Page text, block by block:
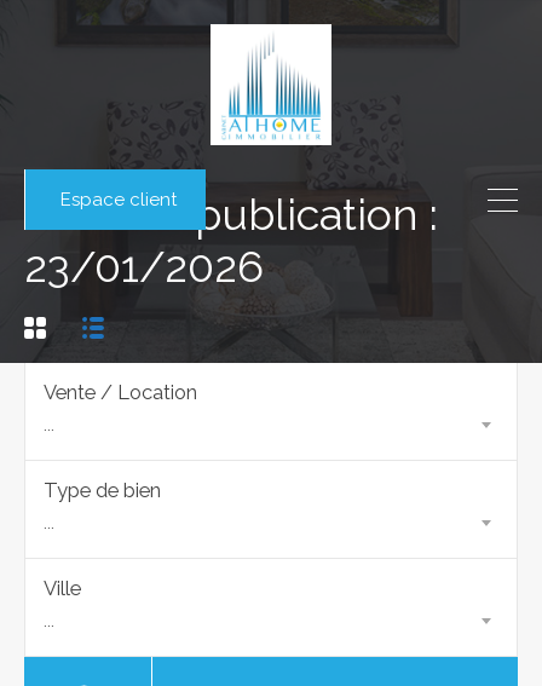
Espace client
Date de publication :
23/01/2026
Vente / Location
...
Type de bien
...
Ville
...